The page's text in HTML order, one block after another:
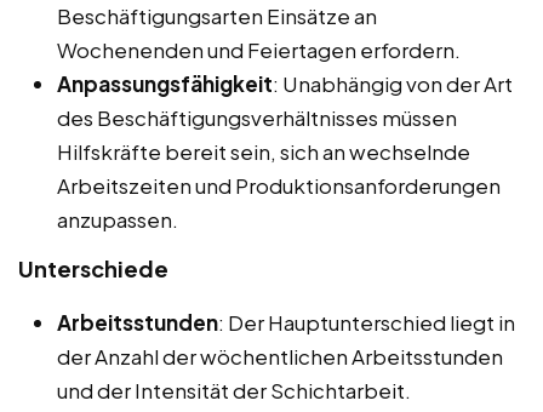
Beschäftigungsarten Einsätze an
Wochenenden und Feiertagen erfordern.
Anpassungsfähigkeit: Unabhängig von der Art
des Beschäftigungsverhältnisses müssen
Hilfskräfte bereit sein, sich an wechselnde
Arbeitszeiten und Produktionsanforderungen
anzupassen.
Unterschiede
Arbeitsstunden: Der Hauptunterschied liegt in
der Anzahl der wöchentlichen Arbeitsstunden
und der Intensität der Schichtarbeit.